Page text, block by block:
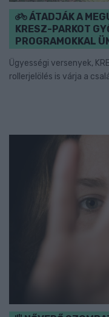
ÁTADJÁK A
KRESZ-PARKOT
PROGRAMOKKAL
Ügyességi versenyek,
rollerjelölés is várja a